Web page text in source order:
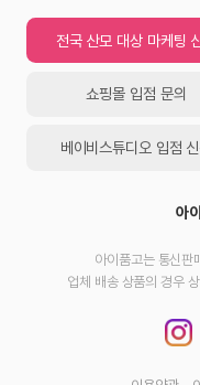
전국 산모 대상 마케팅
쇼핑몰 입점 문의
베이비스튜디오 입점
아
아이품고는 통신판
업체 배송 상품의 경우